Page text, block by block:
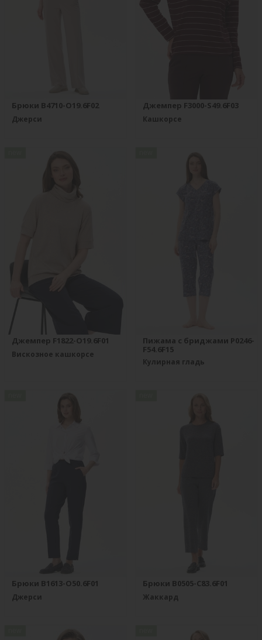
Брюки B4710-O19.6F02
Джерси
Джемпер F3000-S49.6F03
Кашкорсе
Джемпер F1822-O19.6F01
Вискозное кашкорсе
Пижама с бриджами P0246-
F54.6F15
Кулирная гладь
Брюки B1613-O50.6F01
Джерси
Брюки B0505-C83.6F01
Жаккард